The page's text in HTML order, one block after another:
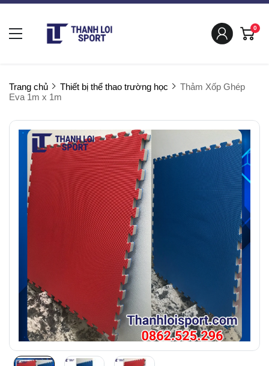
0
Trang chủ Thiết bị thể thao trường học
Thảm Xốp Ghép
Eva 1m x 1m